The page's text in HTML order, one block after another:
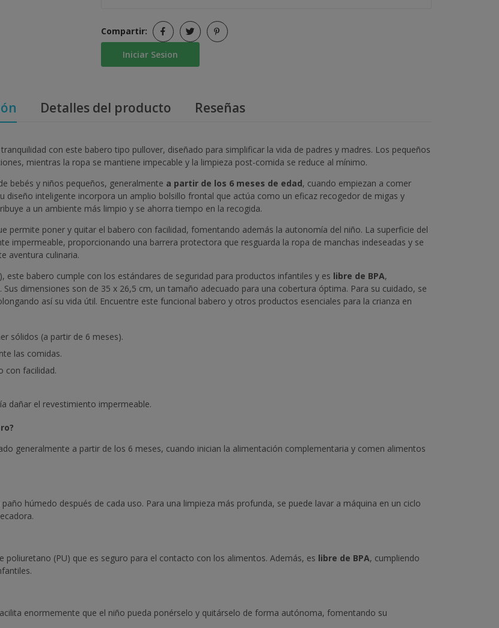
Compartir:
Iniciar Sesion
Detalles del producto Reseñas
con este babero tipo pullover, diseñado para simplificar la vida de padres y madres. Los pequeños
mientras la ropa se mantiene impecable y la limpieza post-comida se reduce al mínimo.
bebés y niños pequeños, generalmente a partir de los 6 meses de edad, cuando empiezan a comer
diseño inteligente incorpora un amplio bolsillo frontal que actúa como un eficaz recogedor de migas y
a un ambiente más limpio y se ahorra tiempo en la recogida.
permite poner y quitar el babero con facilidad, fomentando además la autonomía del niño. La superficie del
impermeable, proporcionando una barrera protectora que resguarda la ropa de manchas indeseadas y se
aventura culinaria.
babero cumple con los estándares de seguridad para productos infantiles y es libre de BPA,
dimensiones son de 35 x 26,5 cm, un tamaño adecuado para una cobertura óptima. Para su cuidado, se
así su vida útil. Encuentre este funcional babero y otros productos esenciales para la crianza en
sólidos (a partir de 6 meses).
las comidas.
con facilidad.
dañar el revestimiento impermeable.
generalmente a partir de los 6 meses, cuando inician la alimentación complementaria y comen alimentos
húmedo después de cada uso. Para una limpieza más profunda, se puede lavar a máquina en un ciclo
(PU) que es seguro para el contacto con los alimentos. Además, es libre de BPA, cumpliendo
enormemente que el niño pueda ponérselo y quitárselo de forma autónoma, fomentando su